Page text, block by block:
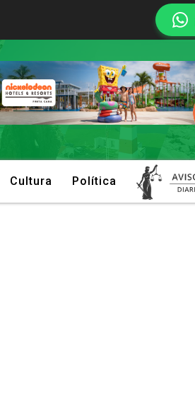
Cultura Política